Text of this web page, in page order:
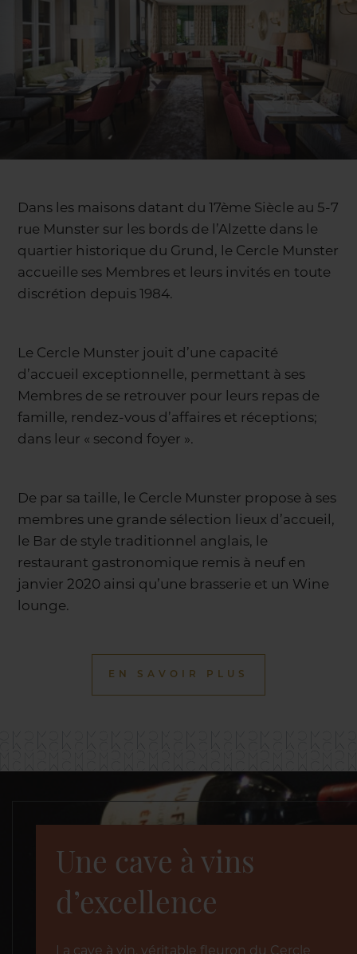
Dans les maisons datant du 17ème Siècle au 5-7
rue Munster sur les bords de l’Alzette dans le
quartier historique du Grund, le Cercle Munster
accueille ses Membres et leurs invités en toute
discrétion depuis 1984.
Le Cercle Munster jouit d’une capacité
d’accueil exceptionnelle, permettant à ses
Membres de se retrouver pour leurs repas de
famille, rendez-vous d’affaires et réceptions;
dans leur « second foyer ».
De par sa taille, le Cercle Munster propose à ses
membres une grande sélection lieux d’accueil,
le Bar de style traditionnel anglais, le
restaurant gastronomique remis à neuf en
janvier 2020 ainsi qu’une brasserie et un Wine
lounge.
EN SAVOIR PLUS
Une cave à vins
d’excellence
La cave à vin, véritable fleuron du Cercle